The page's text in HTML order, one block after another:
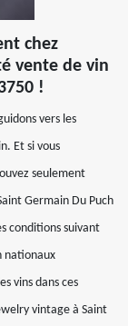
chez
vente de vin
!
vers les
Et si vous
seulement
Germain Du Puch
conditions suivant
nationaux
vins dans ces
vintage à Saint